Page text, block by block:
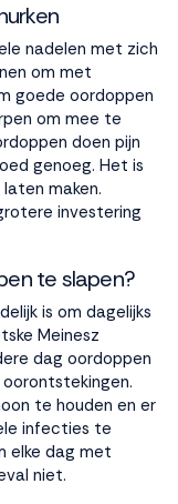
nadelen met zich
om met
goede oordoppen
om mee te
doen pijn
genoeg. Het is
maken.
investering
te slapen?
is om dagelijks
Meinesz
dag oordoppen
te houden en er
infecties te
elke dag met
niet.